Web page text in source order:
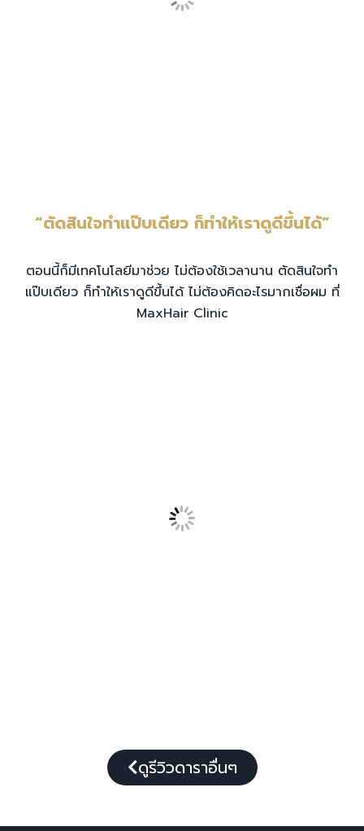
“ตัดสินใจทำแป๊บเดียว ก็ทำให้เราดูดีขึ้นได้”
ตอนนี้ก็มีเทคโนโลยีมาช่วย ไม่ต้องใช้เวลานาน ตัดสินใจทำ
แป๊บเดียว ก็ทำให้เราดูดีขึ้นได้ ไม่ต้องคิดอะไรมากเชื่อผม ที่
MaxHair Clinic
ดูรีวิวดาราอื่นๆ